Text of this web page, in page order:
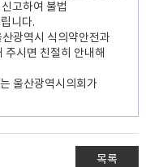
고하여 불법
니다.
광역시 식의약안전과
시면 친절히 안내해
울산광역시의회가
목록